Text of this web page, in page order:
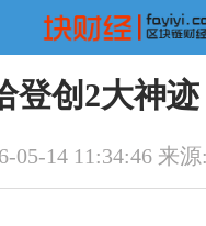
登创2大神
05-14 11:34:46 来